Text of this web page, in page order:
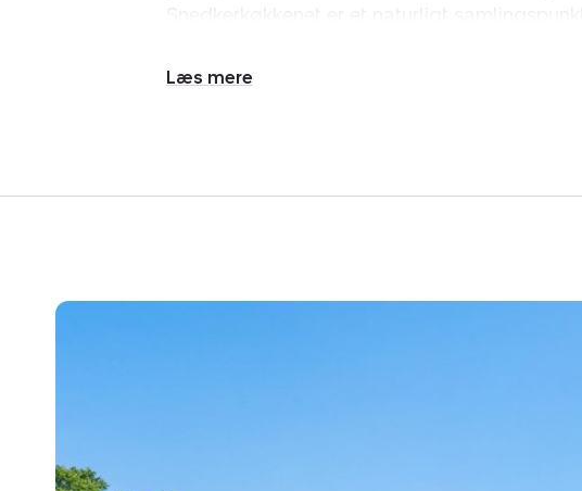
Badeværelserne er indrettet med enkle linjer
placering giver mulighed for at udforske